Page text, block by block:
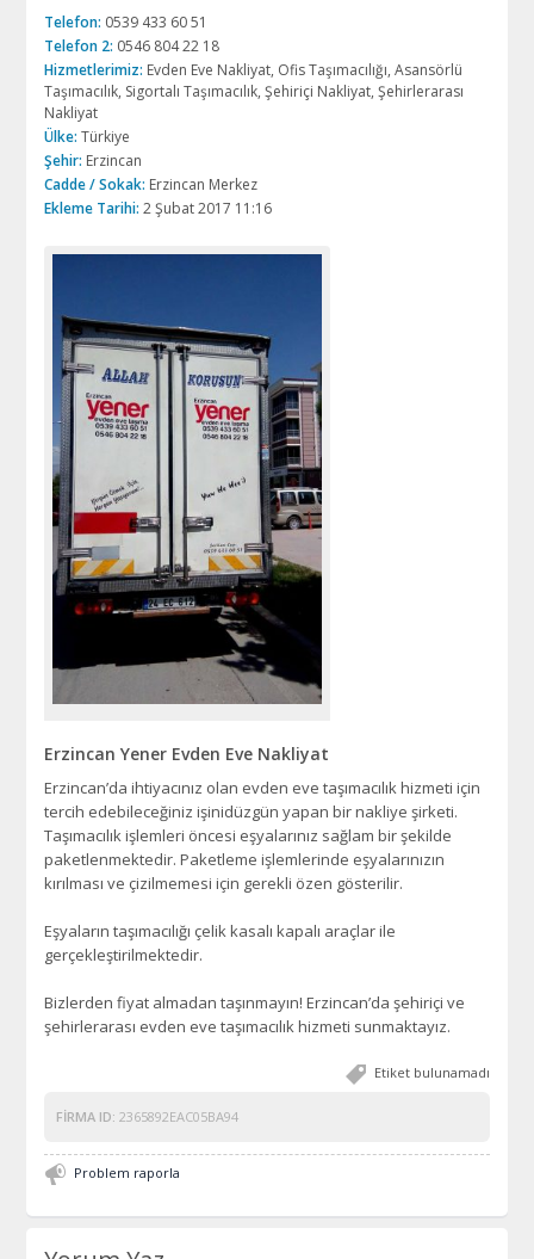
Telefon: 0539 433 60 51
Telefon 2: 0546 804 22 18
Hizmetlerimiz: Evden Eve Nakliyat, Ofis Taşımacılığı, Asansörlü
Taşımacılık, Sigortalı Taşımacılık, Şehiriçi Nakliyat, Şehirlerarası
Nakliyat
Ülke: Türkiye
Şehir: Erzincan
Cadde / Sokak: Erzincan Merkez
Ekleme Tarihi: 2 Şubat 2017 11:16
Erzincan Yener Evden Eve Nakliyat
Erzincan’da ihtiyacınız olan evden eve taşımacılık hizmeti için
tercih edebileceğiniz işinidüzgün yapan bir nakliye şirketi.
Taşımacılık işlemleri öncesi eşyalarınız sağlam bir şekilde
paketlenmektedir. Paketleme işlemlerinde eşyalarınızın
kırılması ve çizilmemesi için gerekli özen gösterilir.
Eşyaların taşımacılığı çelik kasalı kapalı araçlar ile
gerçekleştirilmektedir.
Bizlerden fiyat almadan taşınmayın! Erzincan’da şehiriçi ve
şehirlerarası evden eve taşımacılık hizmeti sunmaktayız.
Etiket bulunamadı
FIRMA ID: 2365892EAC05BA94
Problem raporla